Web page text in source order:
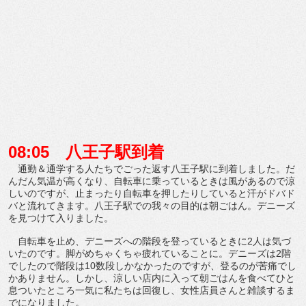
08:05 八王子駅到着
通勤＆通学する人たちでごった返す八王子駅に到着しました。だ
んだん気温が高くなり、自転車に乗っているときは風があるので涼
しいのですが、止まったり自転車を押したりしていると汗がドバド
バと流れてきます。八王子駅での我々の目的は朝ごはん。デニーズ
を見つけて入りました。
自転車を止め、デニーズへの階段を登っているときに2人は気づ
いたのです。脚がめちゃくちゃ疲れていることに。デニーズは2階
でしたので階段は10数段しかなかったのですが、登るのが苦痛でし
かありません。しかし、涼しい店内に入って朝ごはんを食べてひと
息ついたところ一気に私たちは回復し、女性店員さんと雑談するま
でになりました。